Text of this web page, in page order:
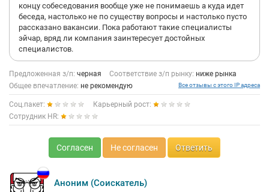
концу собеседования вообще уже не понимаешь а куда идет
беседа, настолько не по существу вопросы и настолько пусто
рассказано вакансии. Пока работают такие специалисты
эйчар, вряд ли компания заинтересует достойных
специалистов.
Предложенная з/п: черная Соответствие з/п рынку: ниже рынка
Общее впечатление: не рекомендую Все отзывы с этого IP адреса
Соц.пакет:
Карьерный рост:
Сотрудник HR:
Согласен Не согласен Ответить
Аноним (Соискатель)